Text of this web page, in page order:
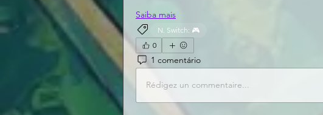
Saiba mais
N. Switch: 🎮
0
1 comentário
Rédigez un commentaire...